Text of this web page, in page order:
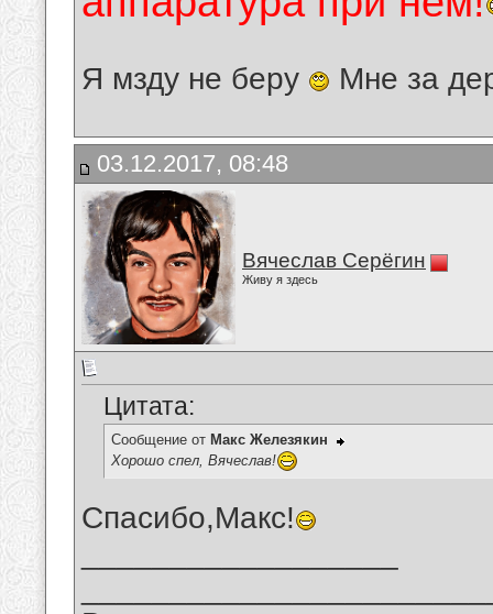
Я мзду не беру Мне за
03.12.2017, 08:48
Вячеслав Серёгин
Живу я здесь
Цитата:
Сообщение от Макс Железякин
Хорошо спел, Вячеслав!
Спасибо,Макс!